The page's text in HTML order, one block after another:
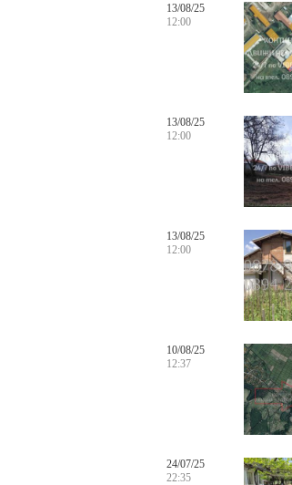
13/08/25
12:00
13/08/25
12:00
13/08/25
12:00
10/08/25
12:37
24/07/25
22:35